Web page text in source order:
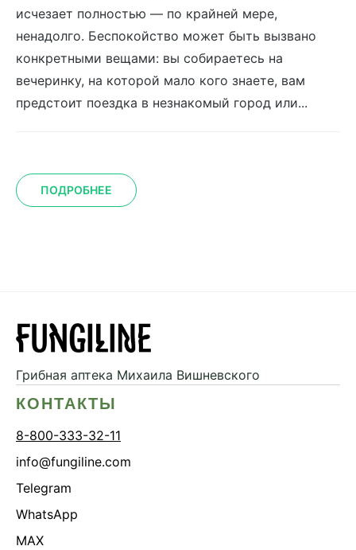
исчезает полностью — по крайней мере,
ненадолго. Беспокойство может быть вызвано
конкретными вещами: вы собираетесь на
вечеринку, на которой мало кого знаете, вам
предстоит поездка в незнакомый город или...
ПОДРОБНЕЕ
Грибная аптека Михаила Вишневского
КОНТАКТЫ
8-800-333-32-11
info@fungiline.com
Telegram
WhatsApp
MAX